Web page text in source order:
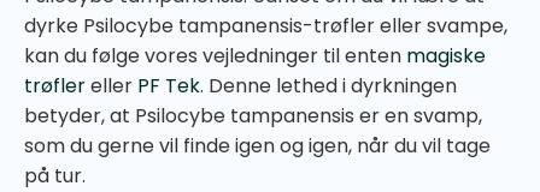
dyrke Psilocybe tampanensis-trøfler eller svampe,
kan du følge vores vejledninger til enten magiske
trøflereller PF Tek. Denne lethed i dyrkningen
betyder, at Psilocybe tampanensis er en svamp,
som du gerne vil finde igen og igen, når du vil tage
på tur.